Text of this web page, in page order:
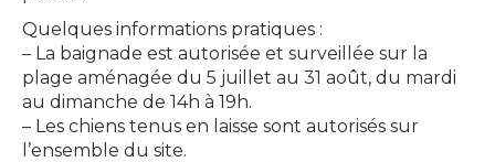
Quelques informations pratiques :
– La baignade est autorisée et surveillée sur la
plage aménagée du 5 juillet au 31 août, du mardi
au dimanche de 14h à 19h.
– Les chiens tenus en laisse sont autorisés sur
l’ensemble du site.